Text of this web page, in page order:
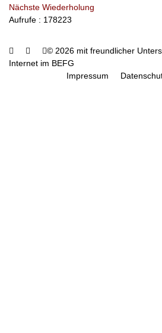
Nächste Wiederholung
Aufrufe : 178223
© 2026 mit freundlicher
Internet im BEFG
Impressum